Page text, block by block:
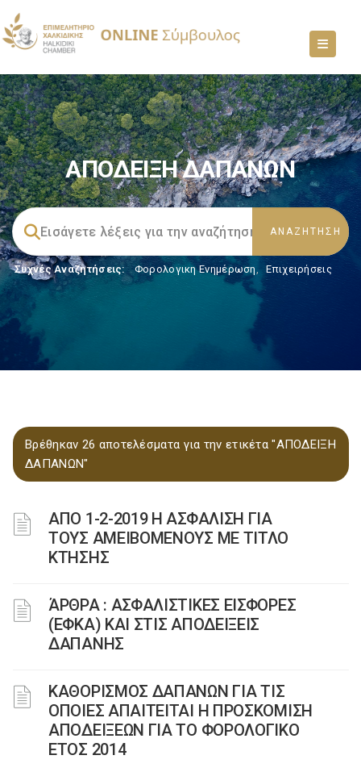
ΑΠΟΔΕΙΞΗ ΔΑΠΑΝΩΝ
Συχνές Αναζητήσεις: Φορολογικη Ενημέρωση, Επιχειρήσεις
Βρέθηκαν 26 αποτελέσματα για την ετικέτα "ΑΠΟΔΕΙΞΗ
ΔΑΠΑΝΩΝ"
ΑΠΟ 1-2-2019 Η ΑΣΦΑΛΙΣΗ ΓΙΑ
ΤΟΥΣ ΑΜΕΙΒΟΜΕΝΟΥΣ ΜΕ ΤΙΤΛΟ
ΚΤΗΣΗΣ
ΆΡΘΡΑ : ΑΣΦΑΛΙΣΤΙΚΕΣ ΕΙΣΦΟΡΕΣ
(ΕΦΚΑ) ΚΑΙ ΣΤΙΣ ΑΠΟΔΕΙΞΕΙΣ
ΔΑΠΑΝΗΣ
ΚΑΘΟΡΙΣΜΟΣ ΔΑΠΑΝΩΝ ΓΙΑ ΤΙΣ
ΟΠΟΙΕΣ ΑΠΑΙΤΕΙΤΑΙ Η ΠΡΟΣΚΟΜΙΣΗ
ΑΠΟΔΕΙΞΕΩΝ ΓΙΑ ΤΟ ΦΟΡΟΛΟΓΙΚΟ
ΕΤΟΣ 2014